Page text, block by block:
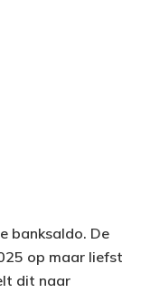
banksaldo. De
op maar liefst
dit naar